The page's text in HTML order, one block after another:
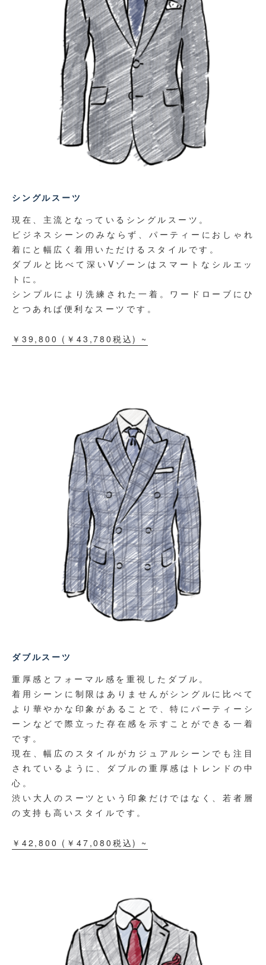
シングルスーツ
現在、主流となっているシングルスーツ。
ビジネスシーンのみならず、パーティーにおしゃれ
着にと 幅広く着用いただけるスタイルです。
ダブルと比べて深いVゾーンはスマートなシルエッ
トに。
シンプルにより洗練された一着。 ワードローブにひ
とつあれば便利なスーツです。
￥39,800 (￥43,780 税込) ~
ダブルスーツ
重厚感とフォーマル感を重視したダブル。
着用シーンに制限はありませんが シングルに比べて
より華やかな印象があることで、特にパーティーシ
ーンなどで際立った存在感を示すことができる一着
です。
現在、幅広のスタイルがカジュアルシーンでも注目
されているように、
ダブルの重厚感はトレンドの中
心。
渋い大人のスーツという印象だけではなく、 若者層
の支持も高いスタイルです。
￥42,800 (￥47,080 税込) ~